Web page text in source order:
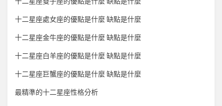
十二星座處女座的優點是什麼 缺點是什麼
十二星座金牛座的優點是什麼 缺點是什麼
十二星座白羊座的優點是什麼 缺點是什麼
十二星座巨蟹座的優點是什麼 缺點是什麼
最精準的十二星座性格分析